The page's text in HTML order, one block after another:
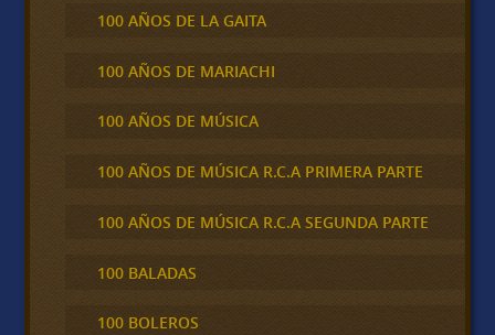
100 AÑOS DE LA GAITA
100 AÑOS DE MARIACHI
100 AÑOS DE MÚSICA
100 AÑOS DE MÚSICA R.C.A PRIMERA PARTE
100 AÑOS DE MÚSICA R.C.A SEGUNDA PARTE
100 BALADAS
100 BOLEROS